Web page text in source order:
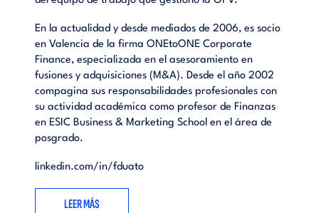
En la actualidad y desde mediados de 2006, es socio
en Valencia de la firma ONEtoONE Corporate
Finance, especializada en el asesoramiento en
fusiones y adquisiciones (M&A). Desde el año 2002
compagina sus responsabilidades profesionales con
su actividad académica como profesor de Finanzas
en ESIC Business & Marketing School en el área de
posgrado.
linkedin.com/in/fduato
LEER MÁS